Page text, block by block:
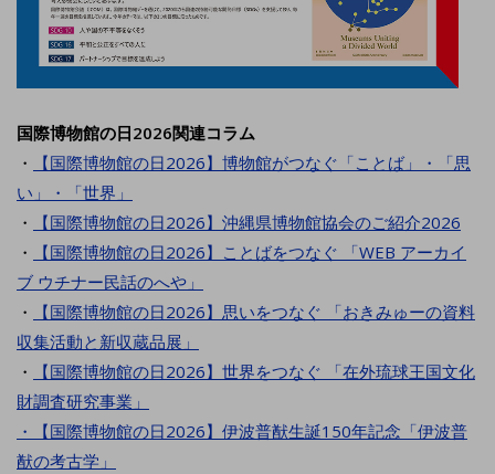
国際博物館の日2026関連コラム
・
【国際博物館の日2026】博物館がつなぐ「ことば」・「思
い」・「世界」
・
【国際博物館の日2026】沖縄県博物館協会のご紹介2026
・
【国際博物館の日2026】ことばをつなぐ 「WEB アーカイ
ブ ウチナー民話のへや」
・
【国際博物館の日2026】思いをつなぐ 「おきみゅーの資料
収集活動と新収蔵品展」
・
【国際博物館の日2026】世界をつなぐ 「在外琉球王国文化
財調査研究事業」
・
【国際博物館の日2026】伊波普猷生誕150年記念「伊波普
猷の考古学」